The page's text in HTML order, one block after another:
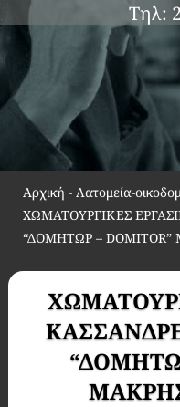
Τηλ:
Αρχική - Λατομεία-
ΧΩΜΑΤΟΥΡΓΙΚΕΣ
“ΔΟΜΗΤΩΡ –